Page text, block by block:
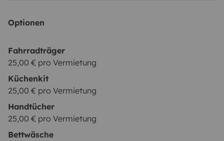
Optionen
Fahrradträger
25,00 € pro Vermietung
Küchenkit
25,00 € pro Vermietung
Handtücher
25,00 € pro Vermietung
Bettwäsche